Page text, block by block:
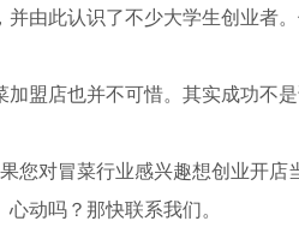
由此认识了不少大学生创业者
店也并不可惜。其实成功不
您对冒菜行业感兴趣想创业开
动吗？那快联系我们。